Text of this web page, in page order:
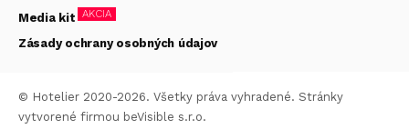
Media kit AKCIA
Zásady ochrany osobných údajov
© Hotelier 2020-2026. Všetky práva vyhradené. Stránky
vytvorené firmou beVisible s.r.o.